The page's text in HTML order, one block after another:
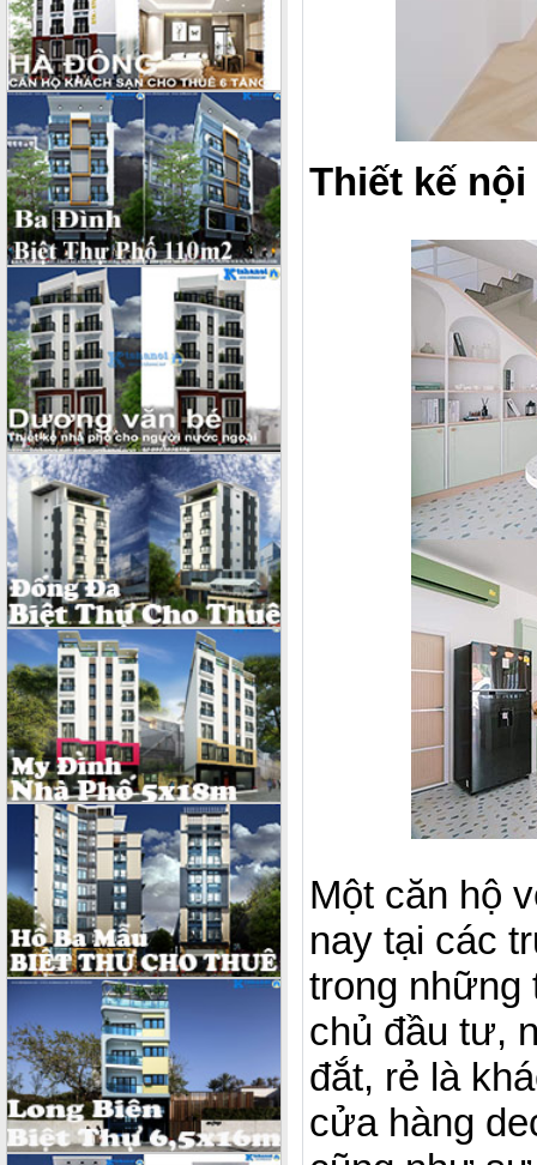
Thiết kế nội
Một căn hộ
nay tại các
trong những
chủ đầu tư,
đắt, rẻ là
cửa hàng